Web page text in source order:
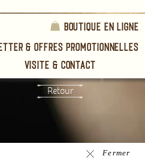
Boutique en ligne
& Offres Promotionnelles
Fermer
Visite & Contact
Retour